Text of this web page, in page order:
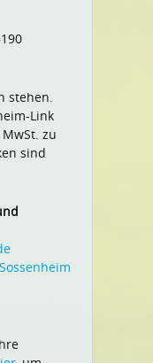
stehen.
Link
zu
sind